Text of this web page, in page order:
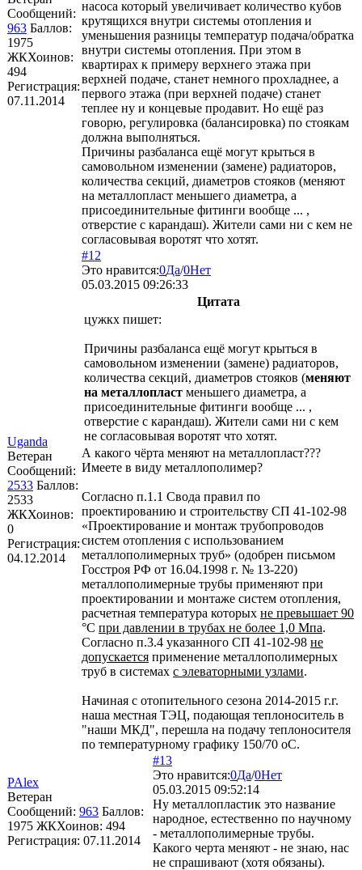
Сообщений:
963 Баллов:
1975
ЖКХоинов:
494
Регистрация:
07.11.2014
насоса который увеличивает количество кубов
крутящихся внутри системы отопления и
уменьшения разницы температур подача/обратка
внутри системы отопления. При этом в
квартирах к примеру верхнего этажа при
верхней подаче, станет немного прохладнее, а
первого этажа (при верхней подаче) станет
теплее ну и концевые продавит. Но ещё раз
говорю, регулировка (балансировка) по стоякам
должна выполняться.
Причины разбаланса ещё могут крыться в
самовольном изменении (замене) радиаторов,
количества секций, диаметров стояков (меняют
на металлопласт меньшего диаметра, а
присоединительные фитинги вообще ... ,
отверстие с карандаш). Жители сами ни с кем не
согласовывая воротят что хотят.
Uganda
Ветеран
Сообщений:
2533 Баллов:
2533
ЖКХоинов:
0
Регистрация:
04.12.2014
#12
Это нравится:0Да/0Нет
05.03.2015 09:26:33
Цитата
цужкх пишет:
Причины разбаланса ещё могут крыться в
самовольном изменении (замене) радиаторов,
количества секций, диаметров стояков (меняют
на металлопласт меньшего диаметра, а
присоединительные фитинги вообще ... ,
отверстие с карандаш). Жители сами ни с кем
не согласовывая воротят что хотят.
А какого чёрта меняют на металлопласт???
Имеете в виду металлополимер?
Согласно п.1.1 Свода правил по
проектированию и строительству СП 41-102-98
«Проектирование и монтаж трубопроводов
систем отопления с использованием
металлополимерных труб» (одобрен письмом
Госстроя РФ от 16.04.1998 г. № 13-220)
металлополимерные трубы применяют при
проектировании и монтаже систем отопления,
расчетная температура которых не превышает 90
°С при давлении в трубах не более 1,0 Мпа.
Согласно п.3.4 указанного СП 41-102-98 не
допускается применение металлополимерных
труб в системах с элеваторными узлами.
Начиная с отопительного сезона 2014-2015 г.г.
наша местная ТЭЦ, подающая теплоноситель в
"наши МКД", перешла на подачу теплоносителя
по температурному графику 150/70 оС.
PAlex
Ветеран
Сообщений: 963 Баллов:
1975 ЖКХоинов: 494
Регистрация: 07.11.2014
#13
Это нравится:0Да/0Нет
05.03.2015 09:52:14
Ну металлопластик это название
народное, естественно по научному
- металлополимерные трубы.
Какого черта меняют - не знаю, нас
не спрашивают (хотя обязаны).